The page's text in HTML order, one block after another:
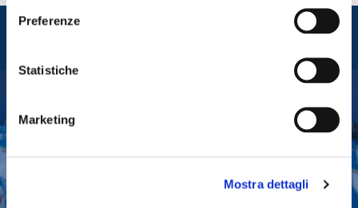
Preferenze
Statistiche
Marketing
Mostra dettagli
Entra nel mondo di